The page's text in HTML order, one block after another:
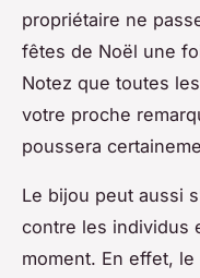
propriétaire ne
fêtes de Noël une
Notez que toutes
votre proche
poussera
Le bijou peut aussi
contre les individus
moment. En effet,